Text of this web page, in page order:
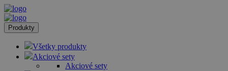
Produkty
Všetky produkty
Akciové sety
Akciové sety